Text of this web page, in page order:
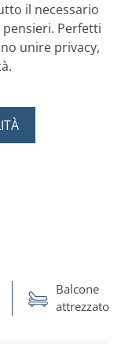
il necessario
Perfetti
unire privacy,
Balcone
attrezzato